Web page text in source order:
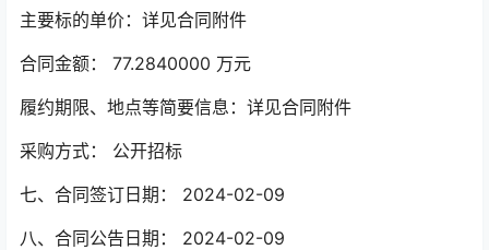
主要标的单价：详见合同附件
合同金额： 77.2840000 万元
履约期限、地点等简要信息：详见合同附件
采购方式： 公开招标
七、合同签订日期： 2024-02-09
八、合同公告日期： 2024-02-09